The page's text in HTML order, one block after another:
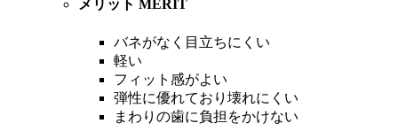
メリット MERIT
バネがなく目立ちにくい
軽い
フィット感がよい
弾性に優れており壊れにくい
まわりの歯に負担をかけない